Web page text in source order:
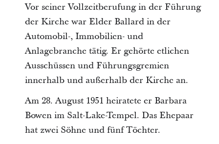
Vor seiner Vollzeitberufung in der Führung
der Kirche war Elder Ballard in der
Automobil-, Immobilien- und
Anlagebranche tätig. Er gehörte etlichen
Ausschüssen und Führungsgremien
innerhalb und außerhalb der Kirche an.
Am 28. August 1951 heiratete er Barbara
Bowen im Salt-Lake-Tempel. Das Ehepaar
hat zwei Söhne und fünf Töchter.